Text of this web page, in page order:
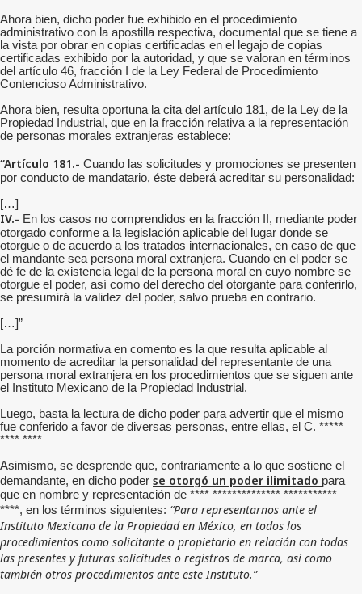
Ahora bien, dicho poder fue exhibido en el procedimiento
administrativo con la apostilla respectiva, documental que se tiene a
la vista por obrar en copias certificadas en el legajo de copias
certificadas exhibido por la autoridad, y que se valoran en términos
del artículo 46, fracción I de la Ley Federal de Procedimiento
Contencioso Administrativo.
Ahora bien, resulta oportuna la cita del artículo 181, de la Ley de la
Propiedad Industrial, que en la fracción relativa a la representación
de personas morales extranjeras establece:
“Artículo 181.- Cuando las solicitudes y promociones se presenten
por conducto de mandatario, éste deberá acreditar su personalidad:
[…]
IV.- En los casos no comprendidos en la fracción II, mediante poder
otorgado conforme a la legislación aplicable del lugar donde se
otorgue o de acuerdo a los tratados internacionales, en caso de que
el mandante sea persona moral extranjera. Cuando en el poder se
dé fe de la existencia legal de la persona moral en cuyo nombre se
otorgue el poder, así como del derecho del otorgante para conferirlo,
se presumirá la validez del poder, salvo prueba en contrario.
[…]”
La porción normativa en comento es la que resulta aplicable al
momento de acreditar la personalidad del representante de una
persona moral extranjera en los procedimientos que se siguen ante
el Instituto Mexicano de la Propiedad Industrial.
Luego, basta la lectura de dicho poder para advertir que el mismo
fue conferido a favor de diversas personas, entre ellas, el C. *****
**** ****
Asimismo, se desprende que, contrariamente a lo que sostiene el
demandante, en dicho poder se otorgó un poder ilimitado para
que en nombre y representación de **** ************** ***********
****, en los términos siguientes: “Para representarnos ante el
Instituto Mexicano de la Propiedad en México, en todos los
procedimientos como solicitante o propietario en relación con todas
las presentes y futuras solicitudes o registros de marca, así como
también otros procedimientos ante este Instituto.”